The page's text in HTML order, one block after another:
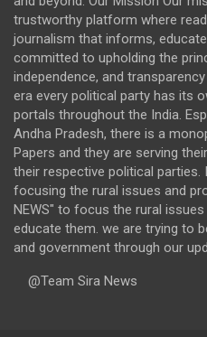
trustworthy platform where
journalism that informs,
committed to upholding the
independence, and
era every political party has its
portals throughout the India.
Andha Pradesh, there is a
Papers and they are serving
their respective political
focusing the rural issues and
NEWS" to focus the rural
educate them. we are trying to
and government through our
@Team Sira News